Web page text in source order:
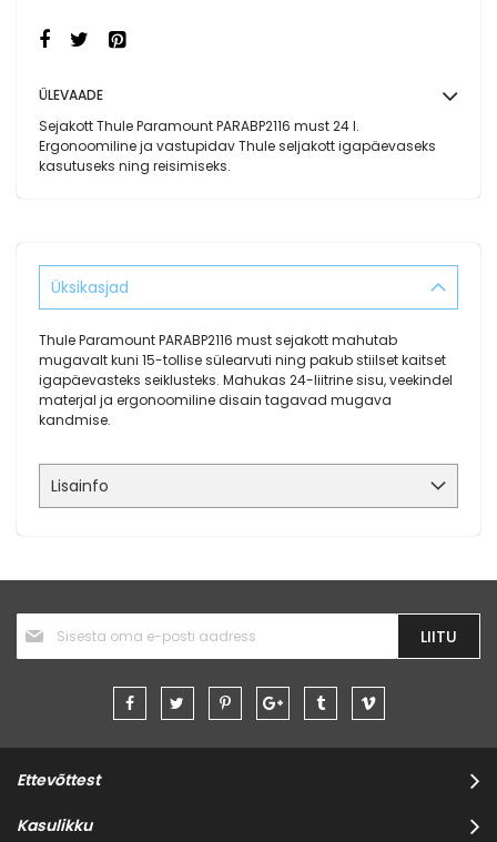
ÜLEVAADE
Sejakott Thule Paramount PARABP2116 must 24 l.
Ergonoomiline ja vastupidav Thule seljakott igapäevaseks
kasutuseks ning reisimiseks.
Üksikasjad
Thule Paramount PARABP2116 must sejakott mahutab
mugavalt kuni 15-tollise sülearvuti ning pakub stiilset kaitset
igapäevasteks seiklusteks. Mahukas 24-liitrine sisu, veekindel
materjal ja ergonoomiline disain tagavad mugava
kandmise.
Lisainfo
uudiskirjaga:
LIITU
Ettevõttest
Kasulikku